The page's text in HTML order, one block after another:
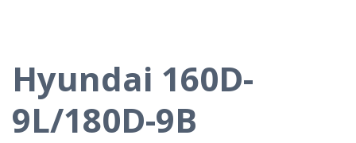
Hyundai 160D-
9L/180D-9B